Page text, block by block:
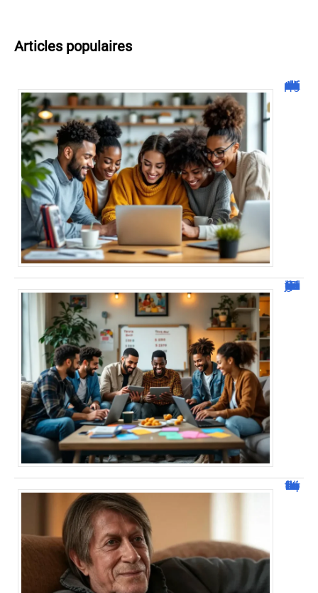
Articles populaires
Malgrim com : tout ce que vous devez savoir sur la plateforme !
JetPunk : Quiz et jeux de culture générale
Jacques Dutronc fortune : estimation et sources de richesse !